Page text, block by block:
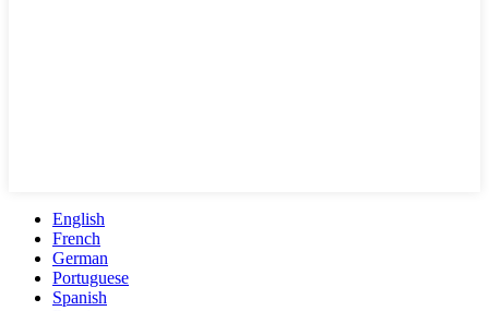
English
French
German
Portuguese
Spanish